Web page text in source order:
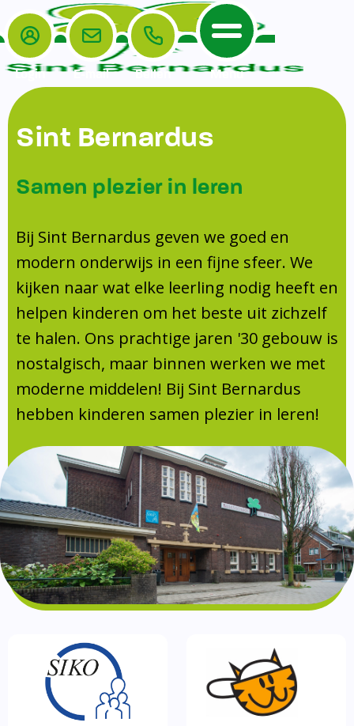
Home
De School
Veiligheidsplan
Onderwijs
Leerlingenraad
Leerlingenzorg
Doorstroomtoets
Jeugdprofessional op school
Centrum Jeugd en Gezin
Schoollogopedie
schoolondersteuningsprofiel
Schooltijden
Absentie
Vakanties
Aanmelden
Schoolgids
Gezonde school
Kinderopvang
BSO
Routebeschrijving
Privacy
Het Team
Ouders
Ouders
Tussenschoolse opvang
Activiteitencommissie (AC)
Medezeggenschapsraad (MR)
Formulieren
Klachtenregeling
Contact
Login E-mail Bellen Menu
Sint Bernardus
Samen plezier in leren
Bij Sint Bernardus geven we goed en
modern onderwijs in een fijne sfeer. We
kijken naar wat elke leerling nodig heeft en
helpen kinderen om het beste uit zichzelf
te halen. Ons prachtige jaren '30 gebouw is
nostalgisch, maar binnen werken we met
moderne middelen! Bij Sint Bernardus
hebben kinderen samen plezier in leren!